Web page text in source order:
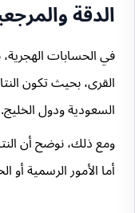
الدقة
في الحسابات
القرى، بحيث تكون
السعودية ودول الخليج.
ومع ذلك، نوضح أن
أما الأمور الرسمية